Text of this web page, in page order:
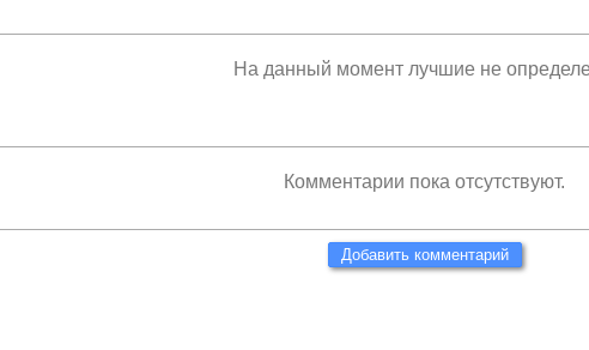
На данный момент лучшие не
Комментарии пока отсутствуют.
Добавить комментарий